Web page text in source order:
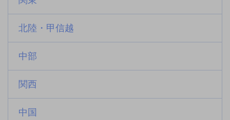
北陸・甲信越
中部
関西
中国